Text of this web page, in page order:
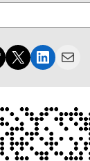
X LinkedIn
Mail